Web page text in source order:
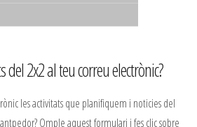
del 2x2 al teu correu electrònic?
les activitats que planifiquem i noticies del
Omple aquest formulari i fes clic sobre